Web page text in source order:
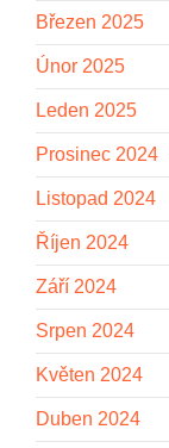
Březen 2025
Únor 2025
Leden 2025
Prosinec 2024
Listopad 2024
Říjen 2024
Září 2024
Srpen 2024
Květen 2024
Duben 2024